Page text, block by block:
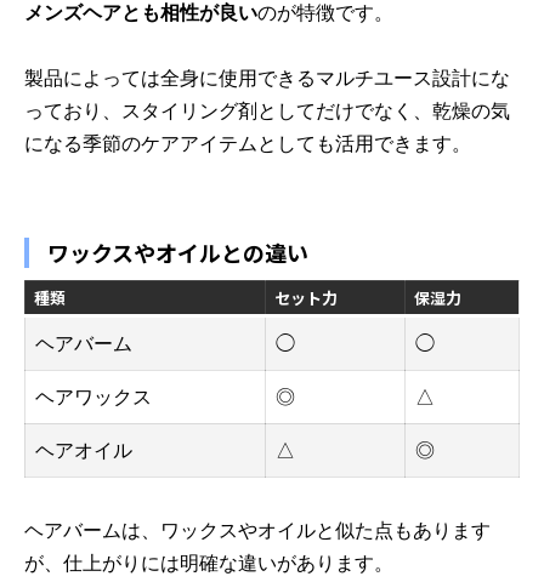
メンズヘアとも相性が良いのが特徴です。
製品によっては全身に使用できるマルチユース設計にな
っており、スタイリング剤としてだけでなく、乾燥の気
になる季節のケアアイテムとしても活用できます。
ワックスやオイルとの違い
種類 セット力
保湿力
ヘアバーム
◯ ◯
ヘアワックス ◎ △
ヘアオイル △ ◎
ヘアバームは、ワックスやオイルと似た点もあります
が、仕上がりには明確な違いがあります。